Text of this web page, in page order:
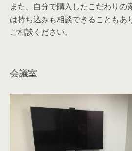
また、自分で購入したこだわりの
は持ち込みも相談できることもあ
ご相談ください。
会議室